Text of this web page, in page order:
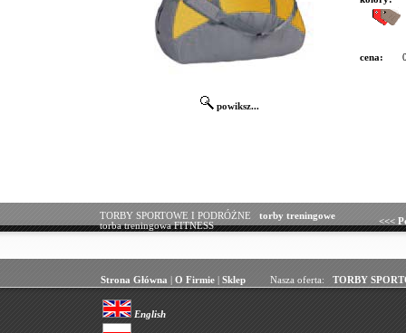
powiksz...
cena:
TORBY SPORTOWE I PODRÓŻNE
torby treningowe
torba treningowa FITNESS
<<<
Strona Główna O Firmie Sklep Nasza oferta: TORBY
English